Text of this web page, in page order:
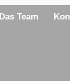
Das Team